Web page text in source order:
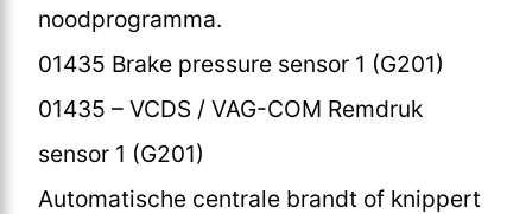
noodprogramma.
01435 Brake pressure sensor 1 (G201)
01435 – VCDS / VAG-COM Remdruk
sensor 1 (G201)
Automatische centrale brandt of knippert